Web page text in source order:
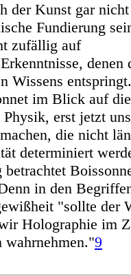
der Kunst gar nicht
Fundierung
zufällig auf
denen
Wissens
im Blick auf die
Physik, erst jetzt
die nicht
determiniert
betrachtet
in den
"sollte der
Holographie im
wahrnehmen."9